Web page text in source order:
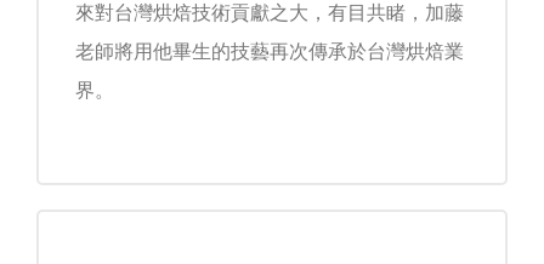
來對台灣烘焙技術貢獻之大，有目共睹，加藤
老師將用他畢生的技藝再次傳承於台灣烘焙業
界。